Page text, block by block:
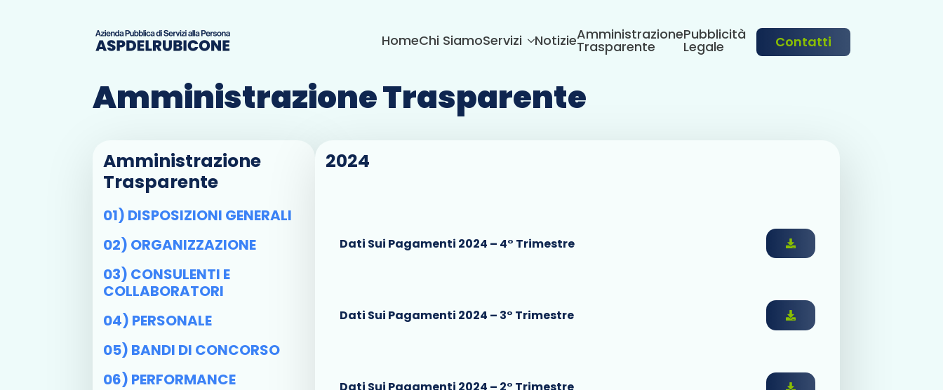
HomeChi SiamoServizi NotizieAmministrazione
Trasparente
Pubblicità
Legale Contatti
Amministrazione Trasparente
Amministrazione
Trasparente
01) DISPOSIZIONI GENERALI
02) ORGANIZZAZIONE
03) CONSULENTI E
COLLABORATORI
04) PERSONALE
05) BANDI DI CONCORSO
06) PERFORMANCE
2024
Dati Sui Pagamenti 2024 – 4° Trimestre
Dati Sui Pagamenti 2024 – 3° Trimestre